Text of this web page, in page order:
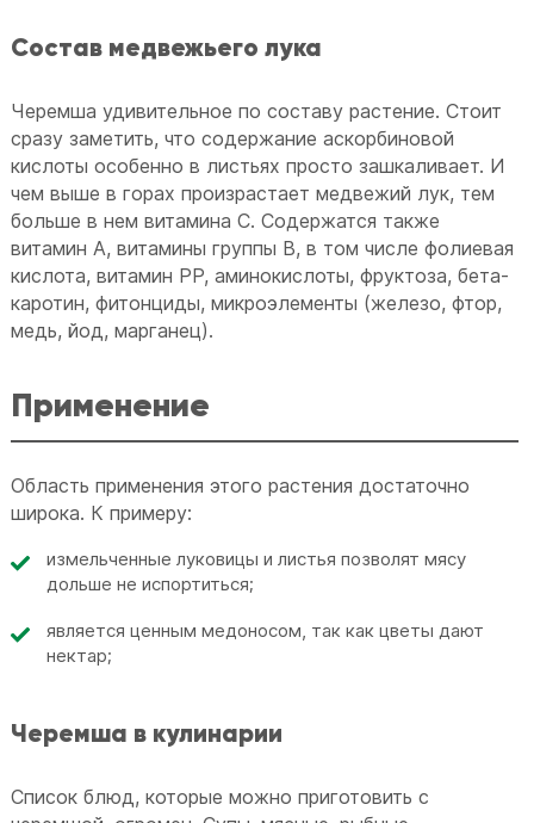
Состав медвежьего лука
Черемша удивительное по составу растение. Стоит
сразу заметить, что содержание аскорбиновой
кислоты особенно в листьях просто зашкаливает. И
чем выше в горах произрастает медвежий лук, тем
больше в нем витамина С. Содержатся также
витамин А, витамины группы В, в том числе фолиевая
кислота, витамин РР, аминокислоты, фруктоза, бета-
каротин, фитонциды, микроэлементы (железо, фтор,
медь, йод, марганец).
Применение
Область применения этого растения достаточно
широка. К примеру:
измельченные луковицы и листья позволят мясу
дольше не испортиться;
является ценным медоносом, так как цветы дают
нектар;
Черемша в кулинарии
Список блюд, которые можно приготовить с